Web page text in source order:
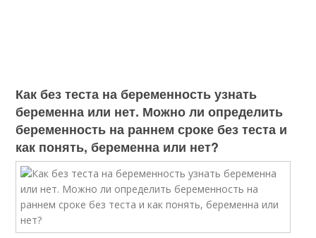
Как без теста на беременность узнать
беременна или нет. Можно ли определить
беременность на раннем сроке без теста и
как понять, беременна или нет?